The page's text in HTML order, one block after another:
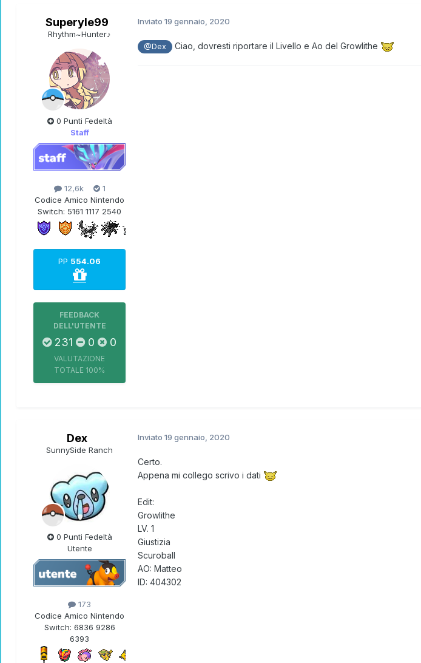
Superyle99
Rhythm~Hunter♪
0 Punti Fedeltà
Staff
12,6k
1
Codice Amico Nintendo
Switch: 5161 1117 2540
PP 554.06
FEEDBACK
DELL'UTENTE
231 0 0
VALUTAZIONE
TOTALE 100%
Inviato 19 gennaio, 2020
@Dex Ciao, dovresti riportare il Livello e Ao del Growlithe
Dex
SunnySide Ranch
0 Punti Fedeltà
Utente
173
Codice Amico Nintendo
Switch: 6836 9286
6393
Inviato 19 gennaio, 2020
Certo.
Appena mi collego scrivo i dati
Edit:
Growlithe
LV. 1
Giustizia
Scuroball
AO: Matteo
ID: 404302